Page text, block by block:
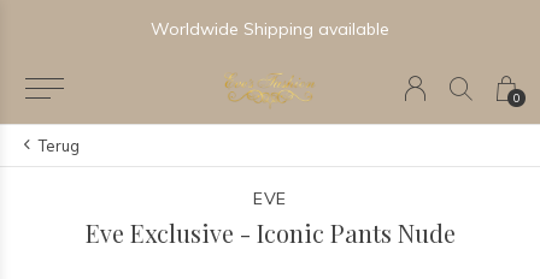
0
Worldwide Shipping available
Terug
EVE
Eve Exclusive - Iconic Pants Nude